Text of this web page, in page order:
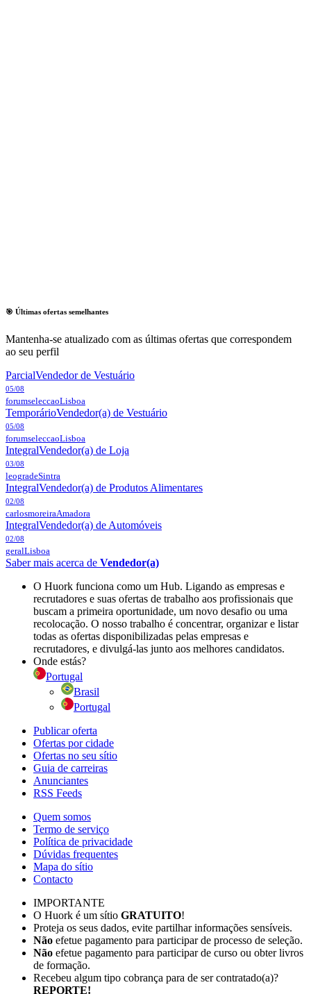
🎯 Últimas ofertas semelhantes
Mantenha-se atualizado com as últimas ofertas que correspondem
ao seu perfil
ParcialVendedor de Vestuário
05/08
forumseleccaoLisboa
TemporárioVendedor(a) de Vestuário
05/08
forumseleccaoLisboa
IntegralVendedor(a) de Loja
03/08
leogradeSintra
IntegralVendedor(a) de Produtos Alimentares
02/08
carlosmoreiraAmadora
IntegralVendedor(a) de Automóveis
02/08
geralLisboa
Saber mais acerca de Vendedor(a)
O Huork funciona como um Hub. Ligando as empresas e
recrutadores e suas ofertas de trabalho aos profissionais que
buscam a primeira oportunidade, um novo desafio ou uma
recolocação. O nosso trabalho é concentrar, organizar e listar
todas as ofertas disponibilizadas pelas empresas e
recrutadores, e divulgá-las junto aos melhores candidatos.
Onde estás?
Portugal
Brasil
Portugal
Publicar oferta
Ofertas por cidade
Ofertas no seu sítio
Guia de carreiras
Anunciantes
RSS Feeds
Quem somos
Termo de serviço
Política de privacidade
Dúvidas frequentes
Mapa do sítio
Contacto
IMPORTANTE
O Huork é um sítio GRATUITO!
Proteja os seus dados, evite partilhar informações sensíveis.
Não efetue pagamento para participar de processo de seleção.
Não efetue pagamento para participar de curso ou obter livros
de formação.
Recebeu algum tipo cobrança para de ser contratado(a)?
REPORTE!